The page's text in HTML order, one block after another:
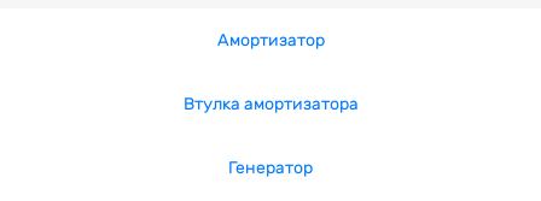
Амортизатор
Втулка амортизатора
Генератор